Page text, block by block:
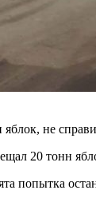
не
20 тонн
попытка